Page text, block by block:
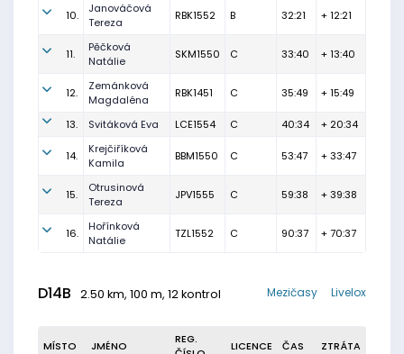
10.
Janováčová
Tereza
RBK1552 B 32:21 + 12:21
11.
Pěčková
Natálie
SKM1550 C 33:40 + 13:40
12.
Zemánková
Magdaléna
RBK1451 C 35:49 + 15:49
13. Svitáková Eva LCE1554 C 40:34 + 20:34
14.
Krejčiříková
Kamila
BBM1550 C 53:47 + 33:47
15.
Otrusinová
Tereza
JPV1555 C 59:38 + 39:38
16.
Hořínková
Natálie
TZL1552 C 90:37 + 70:37
D14B 2.50 km, 100 m, 12 kontrol Livelox
Mezičasy
MÍSTO JMÉNO
REG.
LICENCE ČAS ZTRÁTA